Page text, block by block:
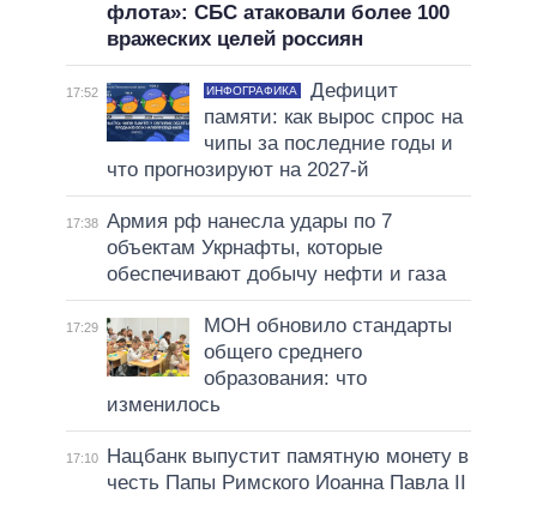
флота»: СБС атаковали более 100
вражеских целей россиян
17:52 ИНФОГРАФИКА
Дефицит
памяти: как вырос спрос на
чипы за последние годы и
что прогнозируют на 2027-й
17:38 Армия рф нанесла удары по 7
объектам Укрнафты, которые
обеспечивают добычу нефти и газа
17:29
МОН обновило стандарты
общего среднего
образования: что
изменилось
17:10
Нацбанк выпустит памятную монету в
честь Папы Римского Иоанна Павла II